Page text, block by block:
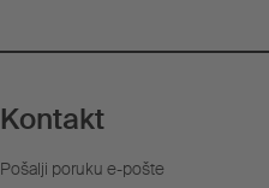
Kontakt
Pošalji poruku e-pošte